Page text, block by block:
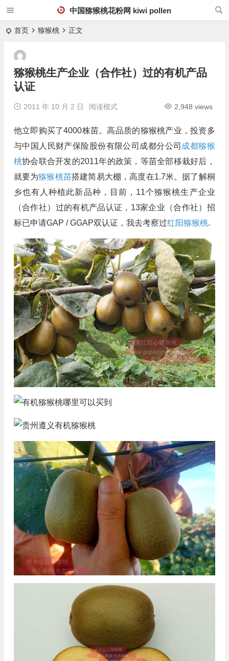
中国猕猴桃花粉网 kiwi pollen
首页 猕猴桃 正文
猕猴桃生产企业（合作社）过的有机产品
认证
2011 年 10 月 2 日 2,948 views
阅读模式
他立即购买了4000株苗。高品质的猕猴桃产业，投资多
与中国人民财产保险股份有限公司成都分公司 成都猕猴
桃协会联合开发的2011年的政策，等苗全部移栽好后，
就要为猕猴桃苗搭建简易大棚，高度在1.7米。据了解桐
乡也有人种植此新品种，目前，11个猕猴桃生产企业
（合作社）过的有机产品认证，13家企业（合作社）招
标已申请GAP / GGAP双认证，我去考察过红阳猕猴桃.